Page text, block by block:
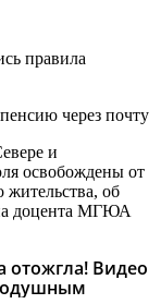
правила
через почту
и
освобождены от
жительства, об
доцента МГЮА
отожгла! Видео